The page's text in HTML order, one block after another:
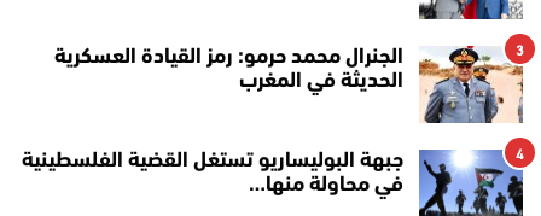
3
الجنرال محمد حرمو: رمز القيادة العسكرية
الحديثة في المغرب
4
جبهة البوليساريو تستغل القضية الفلسطينية
في محاولة منها…